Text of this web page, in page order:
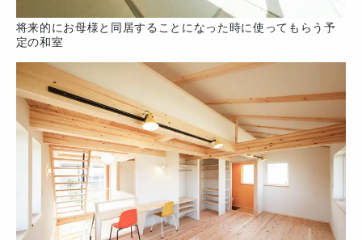
将来的にお母様と同居することになった時に使ってもらう予
定の和室